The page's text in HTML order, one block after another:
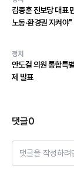
김종훈 진보당 대표
노동·환경권 지켜야"
정치
안도걸 의원 통합특
제 발표
댓글0
댓글을 작성하려